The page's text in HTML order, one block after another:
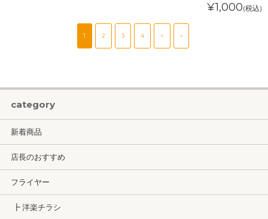
¥1,000(税込)
1 2 3 4 > »
category
新着商品
店長のおすすめ
フライヤー
┣ 洋楽チラシ